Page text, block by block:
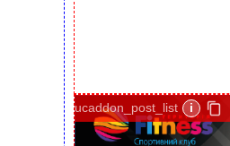
ucaddon_post_list i